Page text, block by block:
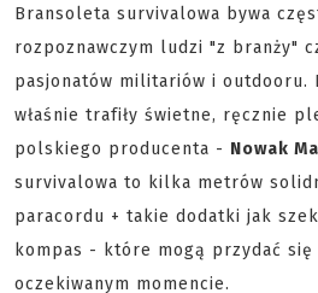
Bransoleta survivalowa bywa
rozpoznawczym ludzi "z branży"
pasjonatów militariów i outdooru.
właśnie trafiły świetne, ręcznie
polskiego producenta - Nowak
survivalowa to kilka metrów
paracordu + takie dodatki jak
kompas - które mogą przydać się
oczekiwanym momencie.